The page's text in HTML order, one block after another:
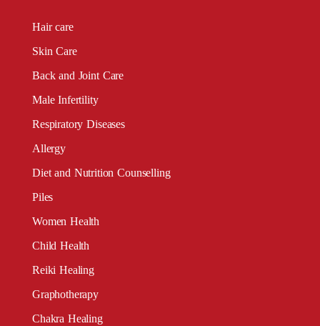
Hair care
Skin Care
Back and Joint Care
Male Infertility
Respiratory Diseases
Allergy
Diet and Nutrition Counselling
Piles
Women Health
Child Health
Reiki Healing
Graphotherapy
Chakra Healing